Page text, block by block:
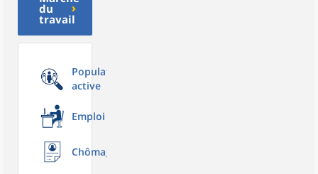
du
travail
Population
active
Emploi
Chômage